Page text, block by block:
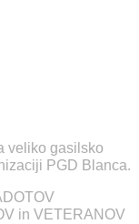
veliko gasilsko
PGD Blanca.
in VETERANOV